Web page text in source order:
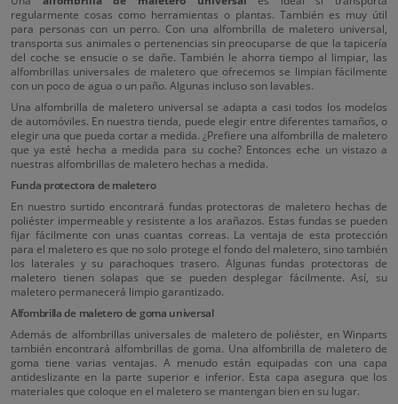
regularmente cosas como herramientas o plantas. También es muy útil
para personas con un perro. Con una alfombrilla de maletero universal,
transporta sus animales o pertenencias sin preocuparse de que la tapicería
del coche se ensucie o se dañe. También le ahorra tiempo al limpiar, las
alfombrillas universales de maletero que ofrecemos se limpian fácilmente
con un poco de agua o un paño. Algunas incluso son lavables.
Una alfombrilla de maletero universal se adapta a casi todos los modelos
de automóviles. En nuestra tienda, puede elegir entre diferentes tamaños, o
elegir una que pueda cortar a medida. ¿Prefiere una alfombrilla de maletero
que ya esté hecha a medida para su coche? Entonces eche un vistazo a
nuestras alfombrillas de maletero hechas a medida.
Funda protectora de maletero
En nuestro surtido encontrará fundas protectoras de maletero hechas de
poliéster impermeable y resistente a los arañazos. Estas fundas se pueden
fijar fácilmente con unas cuantas correas. La ventaja de esta protección
para el maletero es que no solo protege el fondo del maletero, sino también
los laterales y su parachoques trasero. Algunas fundas protectoras de
maletero tienen solapas que se pueden desplegar fácilmente. Así, su
maletero permanecerá limpio garantizado.
Alfombrilla de maletero de goma universal
Además de alfombrillas universales de maletero de poliéster, en Winparts
también encontrará alfombrillas de goma. Una alfombrilla de maletero de
goma tiene varias ventajas. A menudo están equipadas con una capa
antideslizante en la parte superior e inferior. Esta capa asegura que los
materiales que coloque en el maletero se mantengan bien en su lugar.